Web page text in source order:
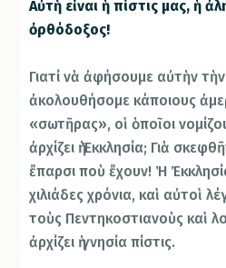
Αὐτὴ εἶναι ἡ πίστις μας, ἡ
ὀρθόδοξος!
Γιατί νὰ ἀφήσουμε αὐτὴν τὴν
ἀκολουθήσομε κάποιους
«σωτῆρας», οἱ ὁποῖοι
ἀρχίζει ἡ Ἐκκλησία; Γιὰ
ἔπαρσι ποὺ ἔχουν! Ἡ
χιλιάδες χρόνια, καὶ αὐτοὶ
τοὺς Πεντηκοστιανοὺς καὶ
ἀρχίζει ἡ γνησία πίστις.